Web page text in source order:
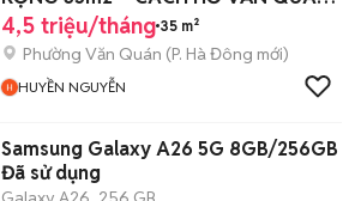
50M
4,5 triệu/tháng 35 m²
Phường Văn Quán (P. Hà Đông mới)
HUYỀN NGUYỄN
Samsung Galaxy A26 5G 8GB/256GB
Đã sử dụng